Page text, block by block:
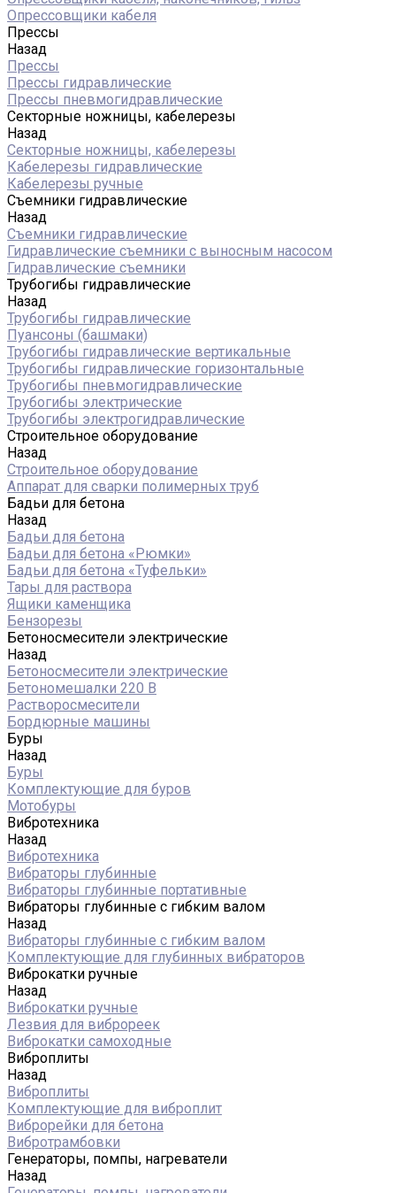
Опрессовщики кабеля
Прессы
Назад
Прессы
Прессы гидравлические
Прессы пневмогидравлические
Секторные ножницы, кабелерезы
Назад
Секторные ножницы, кабелерезы
Кабелерезы гидравлические
Кабелерезы ручные
Съемники гидравлические
Назад
Съемники гидравлические
Гидравлические cъемники с выносным насосом
Гидравлические съемники
Трубогибы гидравлические
Назад
Трубогибы гидравлические
Пуансоны (башмаки)
Трубогибы гидравлические вертикальные
Трубогибы гидравлические горизонтальные
Трубогибы пневмогидравлические
Трубогибы электрические
Трубогибы электрогидравлические
Строительное оборудование
Назад
Строительное оборудование
Аппарат для сварки полимерных труб
Бадьи для бетона
Назад
Бадьи для бетона
Бадьи для бетона «Рюмки»
Бадьи для бетона «Туфельки»
Тары для раствора
Ящики каменщика
Бензорезы
Бетоносмесители электрические
Назад
Бетоносмесители электрические
Бетономешалки 220 В
Растворосмесители
Бордюрные машины
Буры
Назад
Буры
Комплектующие для буров
Мотобуры
Вибротехника
Назад
Вибротехника
Вибраторы глубинные
Вибраторы глубинные портативные
Вибраторы глубинные с гибким валом
Назад
Вибраторы глубинные с гибким валом
Комплектующие для глубинных вибраторов
Виброкатки ручные
Назад
Виброкатки ручные
Лезвия для виброреек
Виброкатки самоходные
Виброплиты
Назад
Виброплиты
Комплектующие для виброплит
Виброрейки для бетона
Вибротрамбовки
Генераторы, помпы, нагреватели
Назад